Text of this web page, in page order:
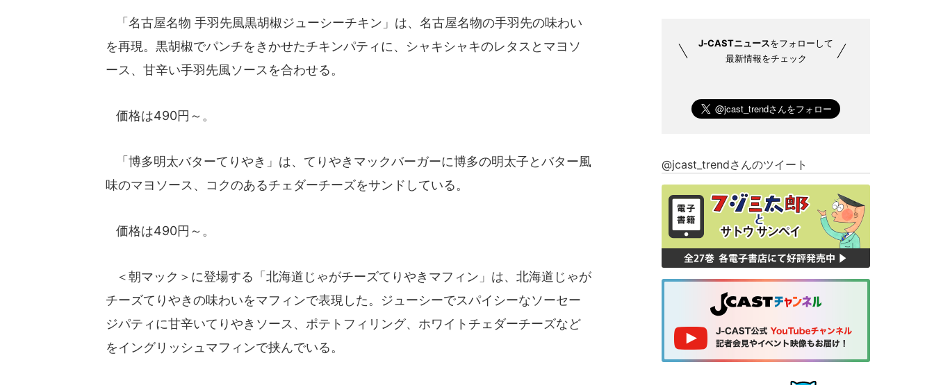
「名古屋名物 手羽先風黒胡椒ジューシーチキン」は、名古屋名物の手羽先の味わい
を再現。黒胡椒でパンチをきかせたチキンパティに、シャキシャキのレタスとマヨソ
ース、甘辛い手羽先風ソースを合わせる。
価格は490円～。
「博多明太バターてりやき」は、てりやきマックバーガーに博多の明太子とバター風
味のマヨソース、コクのあるチェダーチーズをサンドしている。
価格は490円～。
＜朝マック＞に登場する「北海道じゃがチーズてりやきマフィン」は、北海道じゃが
チーズてりやきの味わいをマフィンで表現した。ジューシーでスパイシーなソーセー
ジパティに甘辛いてりやきソース、ポテトフィリング、ホワイトチェダーチーズなど
をイングリッシュマフィンで挟んでいる。
J-CASTニュースをフォローして
最新情報をチェック
@jcast_trendさんのツイート